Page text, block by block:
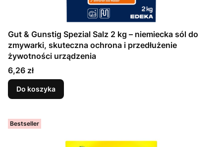
Gut & Gunstig Spezial Salz 2 kg – niemiecka sól do
zmywarki, skuteczna ochrona i przedłużenie
żywotności urządzenia
Cena
6,26 zł
Do koszyka
Bestseller